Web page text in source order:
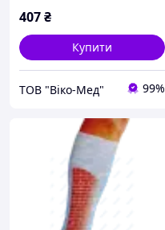
407₴
Купити
ТОВ "Віко-Мед" 99%